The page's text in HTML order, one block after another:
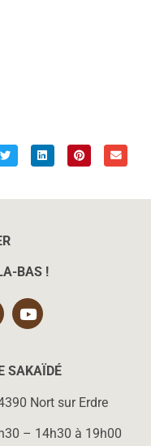
SAKAÏDÉ
Nort sur Erdre
– 14h30 à 19h00
BAS !